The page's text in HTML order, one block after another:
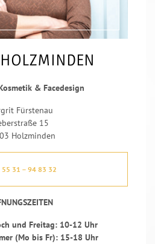
& Facedesign
Fürstenau
15
Holzminden
55 31 – 94 83 32
und Freitag: 10-12 Uhr
(Mo bis Fr): 15-18 Uhr